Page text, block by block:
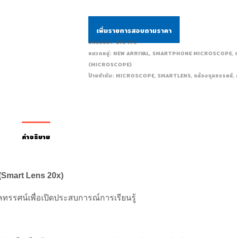
เพิ่มรายการสอบถามราคา
รหัสสินค้า:BI0473
หมวดหมู่: NEW ARRIVAL, SMARTPHONE MICROSCOPE,
(MICROSCOPE)
ป้ายกำกับ: MICROSCOPE, SMARTLENS, กล้องจุลทรรศน์,
คำอธิบาย
Smart Lens 20x)
รรศน์เพื่อเปิดประสบการณ์การเรียนรู้